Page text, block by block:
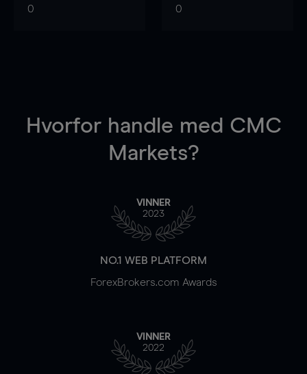
0 0
Hvorfor handle med CMC
Markets?
VINNER
2023
NO.1 WEB PLATFORM
ForexBrokers.com Awards
VINNER
2022